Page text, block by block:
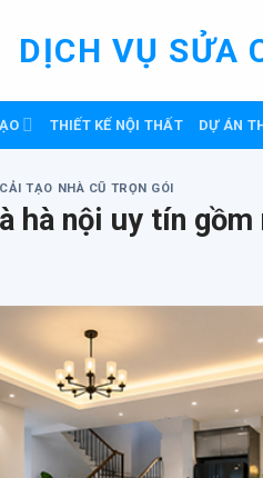
DỊCH VỤ SỬA
THIẾT KẾ NỘI THẤT DỰ ÁN
TẠO NHÀ CŨ TRỌN GÓI
hà nội uy tín